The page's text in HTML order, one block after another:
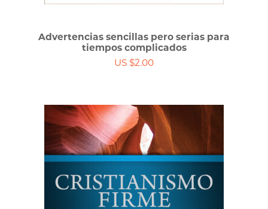
Advertencias sencillas pero serias para
tiempos complicados
US $2.00